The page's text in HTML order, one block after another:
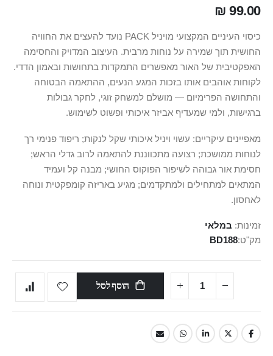
99.00 ₪
כיסוי העיניים המקצועי מויניל PACK נועד להעצים את החוויה
החושית תוך שמירה על נוחות מרבית. העיצוב המדויק והחסימה
האפקטיבית של האור מאפשרים התמקדות בתחושות ובאמון הדדי.
לקוחות אוהבים אותו בזכות המגע הנעים, ההתאמה הבטוחה
והתחושה הפרימיום — מושלם למשחק זוגי, לחקר גבולות
ברגישות, ולמי שמעדיף אביזר איכותי ופשוט לשימוש.
מאפיינים עיקריים: עשוי ויניל איכותי שקל לנקות; ריפוד פנימי רך
לנוחות ממושכת; רצועה מתכווננת להתאמה לרוב גדלי הראש;
חסימת אור גבוהה לשיפור הפוקוס החושי; מבנה קל ועמיד
המתאים למתחילים ולמתקדמים; מגיע באריזה קומפקטית ונוחה
לאחסון.
זמינות: במלאי
מק"ט BD188
הוסף לסל